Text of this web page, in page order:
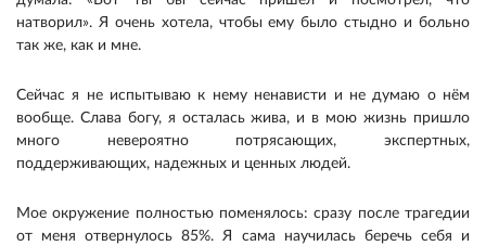
натворил». Я очень хотела, чтобы ему было стыдно и больно
так же, как и мне.
Сейчас я не испытываю к нему ненависти и не думаю о нём
вообще. Слава богу, я осталась жива, и в мою жизнь пришло
много невероятно потрясающих, экспертных,
поддерживающих, надежных и ценных людей.
Мое окружение полностью поменялось: сразу после трагедии
от меня отвернулось 85%. Я сама научилась беречь себя и